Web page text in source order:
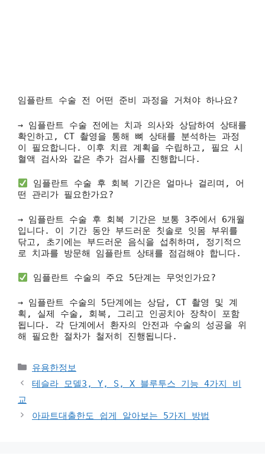
임플란트 수술 전 어떤 준비 과정을 거쳐야 하나요?
→ 임플란트 수술 전에는 치과 의사와 상담하여 상태를
확인하고, CT 촬영을 통해 뼈 상태를 분석하는 과정
이 필요합니다. 이후 치료 계획을 수립하고, 필요 시
혈액 검사와 같은 추가 검사를 진행합니다.
임플란트 수술 후 회복 기간은 얼마나 걸리며, 어
떤 관리가 필요한가요?
→ 임플란트 수술 후 회복 기간은 보통 3주에서 6개월
입니다. 이 기간 동안 부드러운 칫솔로 잇몸 부위를
닦고, 초기에는 부드러운 음식을 섭취하며, 정기적으
로 치과를 방문해 임플란트 상태를 점검해야 합니다.
임플란트 수술의 주요 5단계는 무엇인가요?
→ 임플란트 수술의 5단계에는 상담, CT 촬영 및 계
획, 실제 수술, 회복, 그리고 인공치아 장착이 포함
됩니다. 각 단계에서 환자의 안전과 수술의 성공을 위
해 필요한 절차가 철저히 진행됩니다.
카
테
고
유용한정보
테슬라 모델3, Y, S, X 블루투스 기능 4가지 비
교
아파트대출한도 쉽게 알아보는 5가지 방법